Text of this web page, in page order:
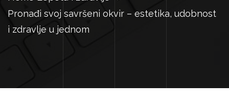
Pronađi svoj savršeni okvir – estetika, udobnost
i zdravlje u jednom